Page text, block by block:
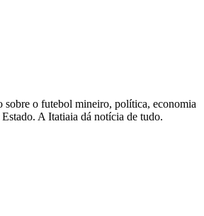
sobre o futebol mineiro, política, economia
A Itatiaia dá notícia de tudo.